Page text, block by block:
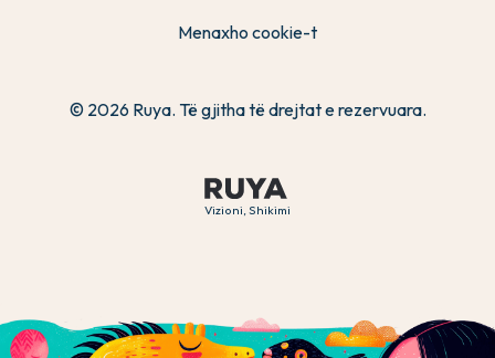
Vizioni, Shikimi
Menaxho cookie-t
© 2026 Ruya. Të gjitha të drejtat e rezervuara.